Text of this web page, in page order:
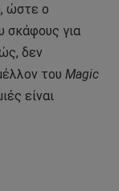
ώστε ο
σκάφους για
δεν
του Magic
είναι